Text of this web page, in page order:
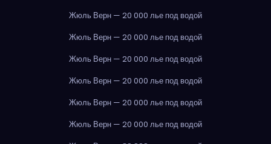
Жюль Верн — 20 000 лье под водой
Жюль Верн — 20 000 лье под водой
Жюль Верн — 20 000 лье под водой
Жюль Верн — 20 000 лье под водой
Жюль Верн — 20 000 лье под водой
Жюль Верн — 20 000 лье под водой